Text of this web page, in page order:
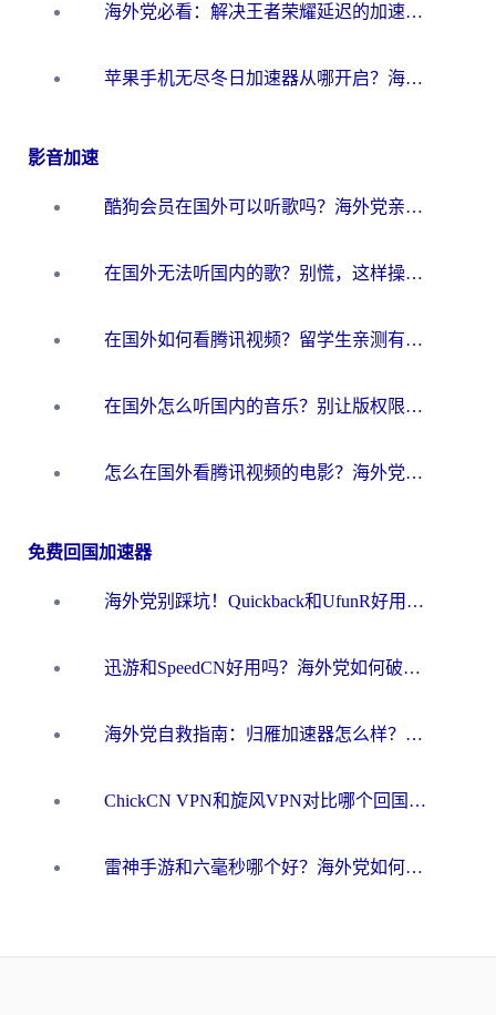
海外党必看：解决王者荣耀延迟的加速器终极指南——从EVE到猫和老鼠，一个工具全搞定
苹果手机无尽冬日加速器从哪开启？海外玩家的冬日生存指南
影音加速
酷狗会员在国外可以听歌吗？海外党亲测有效：3步解决音乐权限难题
在国外无法听国内的歌？别慌，这样操作就能畅听QQ音乐（附亲测加速器推荐）
在国外如何看腾讯视频？留学生亲测有效的回国加速方案
在国外怎么听国内的音乐？别让版权限制断了你的华语歌单
怎么在国外看腾讯视频的电影？海外党亲测有效的回国加速指南
免费回国加速器
海外党别踩坑！Quickback和UfunR好用吗？选对回国加速器才能无缝刷国内资源
迅游和SpeedCN好用吗？海外党如何破解那道看不见的墙
海外党自救指南：归雁加速器怎么样？教你避开坑实现国内资源无缝访问
ChickCN VPN和旋风VPN对比哪个回国效果更好？海外用户的选择困境与出路
雷神手游和六毫秒哪个好？海外党如何真正解锁国内资源